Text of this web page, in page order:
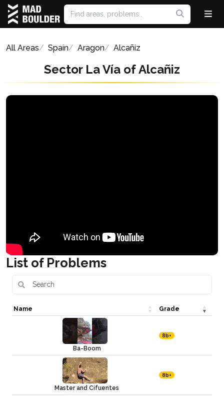
All Areas Spain Aragon Alcañiz
Sector La Vía of Alcañiz
List of Problems
Name Grade
Ba-Boom
8b+
Master and Cifuentes
8b+